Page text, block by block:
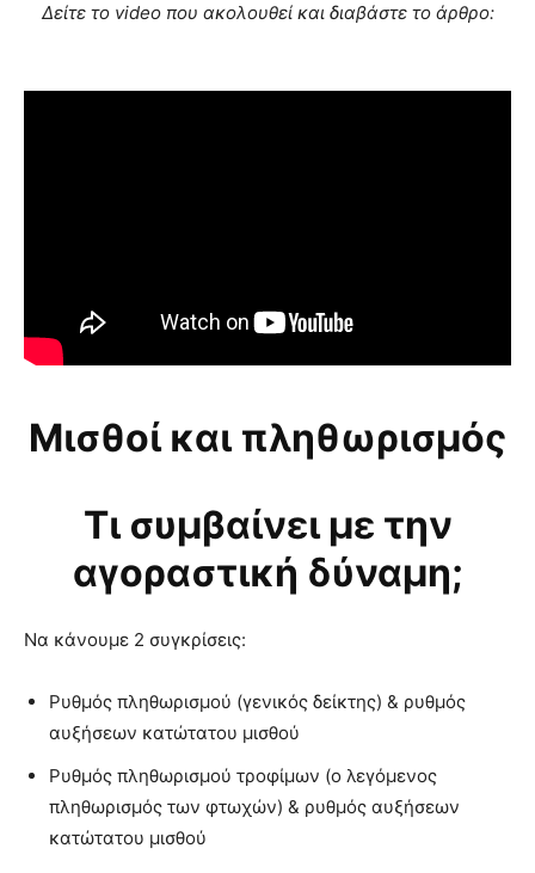
Δείτε το video που ακολουθεί και διαβάστε το άρθρο:
Μισθοί και πληθωρισμός
Τι συμβαίνει με την
αγοραστική δύναμη;
Να κάνουμε 2 συγκρίσεις:
Ρυθμός πληθωρισμού (γενικός δείκτης) & ρυθμός
αυξήσεων κατώτατου μισθού
Ρυθμός πληθωρισμού τροφίμων (ο λεγόμενος
πληθωρισμός των φτωχών) & ρυθμός αυξήσεων
κατώτατου μισθού